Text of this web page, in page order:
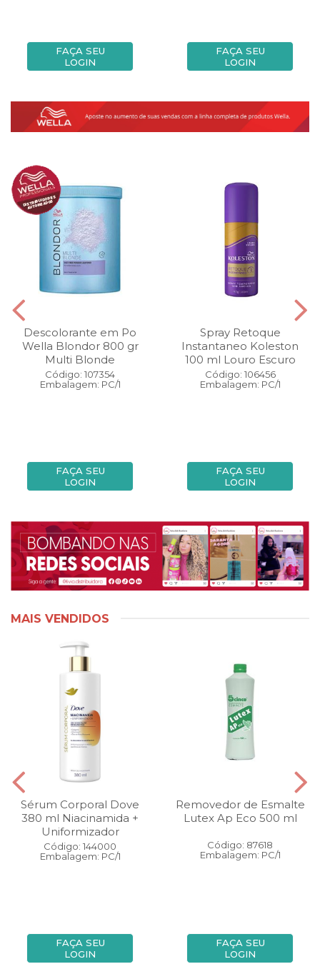
FAÇA SEU
LOGIN
FAÇA SEU
LOGIN
Descolorante em Po
Wella Blondor 800 gr
Multi Blonde
Código: 107354
Embalagem: PC/1
FAÇA SEU
LOGIN
Spray Retoque
Instantaneo Koleston
100 ml Louro Escuro
Código: 106456
Embalagem: PC/1
FAÇA SEU
LOGIN
MAIS VENDIDOS
Sérum Corporal Dove
380 ml Niacinamida +
Uniformizador
Código: 144000
Embalagem: PC/1
FAÇA SEU
LOGIN
Removedor de Esmalte
Lutex Ap Eco 500 ml
Código: 87618
Embalagem: PC/1
FAÇA SEU
LOGIN